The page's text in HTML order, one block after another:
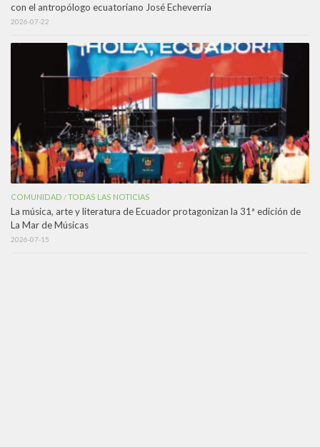
con el antropólogo ecuatoriano José Echeverría
2026-07-22
COMUNIDAD /TODAS LAS NOTICIAS
La música, arte y literatura de Ecuador protagonizan la 31ª edición de
La Mar de Músicas
2026-07-15